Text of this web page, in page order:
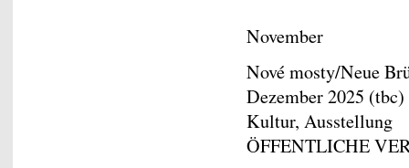
November
Nové mosty/Neue
Dezember 2025
Kultur, Ausstellung
ÖFFENTLICHE